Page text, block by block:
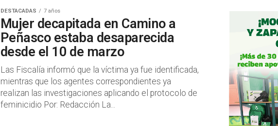
DESTACADAS 7 años
Mujer decapitada en Camino a
Peñasco estaba desaparecida
desde el 10 de marzo
Las Fiscalía informó que la víctima ya fue identificada,
mientras que los agentes correspondientes ya
realizan las investigaciones aplicando el protocolo de
feminicidio Por: Redacción La...